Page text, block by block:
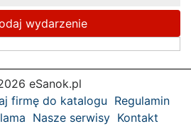
wydarzenie
eSanok.pl
firmę do katalogu Regulamin
Nasze serwisy Kontakt